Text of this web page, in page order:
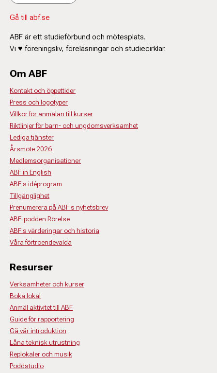
Gå till abf.se
ABF är ett studieförbund och mötesplats.
Vi ♥ föreningsliv, föreläsningar och studiecirklar.
Om ABF
Kontakt och öppettider
Press och logotyper
Villkor för anmälan till kurser
Riktlinjer för barn- och ungdomsverksamhet
Lediga tjänster
Årsmöte 2026
Medlemsorganisationer
ABF in English
ABF:s idéprogram
Tillgänglighet
Prenumerera på ABF:s nyhetsbrev
ABF-podden Rörelse
ABF:s värderingar och historia
Våra förtroendevalda
Resurser
Verksamheter och kurser
Boka lokal
Anmäl aktivitet till ABF
Guide för rapportering
Gå vår introduktion
Låna teknisk utrustning
Replokaler och musik
Poddstudio